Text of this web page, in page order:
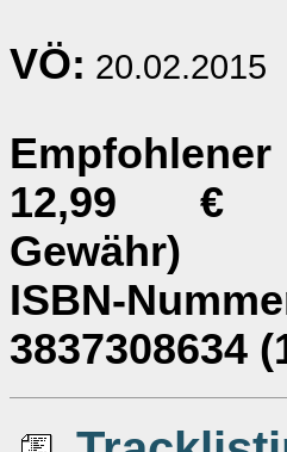
VÖ: 20.02.2015
12,99 €
Gewähr)
ISBN-
3837308634